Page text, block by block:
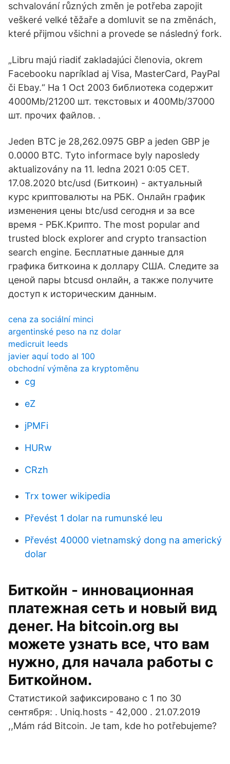
schvalování různých změn je potřeba zapojit
veškeré velké těžaře a domluvit se na změnách,
které přijmou všichni a provede se následný fork.
„Libru majú riadiť zakladajúci členovia, okrem
Facebooku napríklad aj Visa, MasterCard, PayPal
či Ebay.“ На 1 Oct 2003 библиотека содержит
4000Mb/21200 шт. текстовых и 400Mb/37000
шт. прочих файлов. .
Jeden BTC je 28,262.0975 GBP a jeden GBP je
0.0000 BTC. Tyto informace byly naposledy
aktualizovány na 11. ledna 2021 0:05 CET.
17.08.2020 btc/usd (Биткоин) - актуальный
курс криптовалюты на РБК. Онлайн график
изменения цены btc/usd сегодня и за все
время - РБК.Крипто. The most popular and
trusted block explorer and crypto transaction
search engine. Бесплатные данные для
графика биткоина к доллару США. Следите за
ценой пары btcusd онлайн, а также получите
доступ к историческим данным.
cena za sociální minci
argentinské peso na nz dolar
medicruit leeds
javier aquí todo al 100
obchodní výměna za kryptoměnu
cg
eZ
jPMFi
HURw
CRzh
Trx tower wikipedia
Převést 1 dolar na rumunské leu
Převést 40000 vietnamský dong na americký
dolar
Биткойн - инновационная
платежная сеть и новый вид
денег. На bitcoin.org вы
можете узнать все, что вам
нужно, для начала работы с
Биткойном.
Статистикой зафиксировано с 1 по 30
сентября: . Uniq.hosts - 42,000 . 21.07.2019
,,Mám rád Bitcoin. Je tam, kde ho potřebujeme?